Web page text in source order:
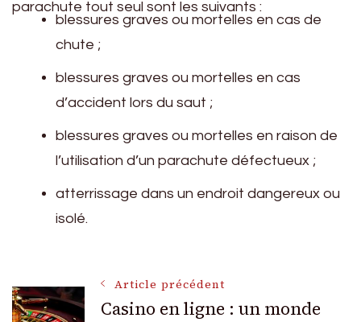
parachute tout seul sont les suivants :
blessures graves ou mortelles en cas de
chute ;
blessures graves ou mortelles en cas
d’accident lors du saut ;
blessures graves ou mortelles en raison de
l’utilisation d’un parachute défectueux ;
atterrissage dans un endroit dangereux ou
isolé.
Navigation
Article précédent
Casino en ligne : un monde